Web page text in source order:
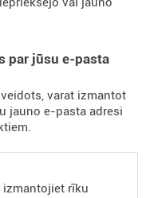
par jūsu e-pasta
varat izmantot
jauno e-pasta adresi
izmantojiet rīku